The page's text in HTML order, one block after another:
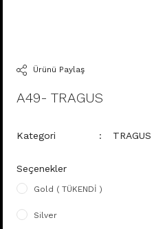
Ürünü Paylaş
A49- TRAGUS
Kategori TRAGUS
Seçenekler
Gold ( TÜKENDİ )
Silver